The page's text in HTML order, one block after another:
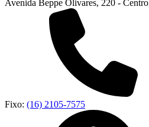
Avenida Beppe Olivares, 220 -
Fixo: (16) 2105-7575